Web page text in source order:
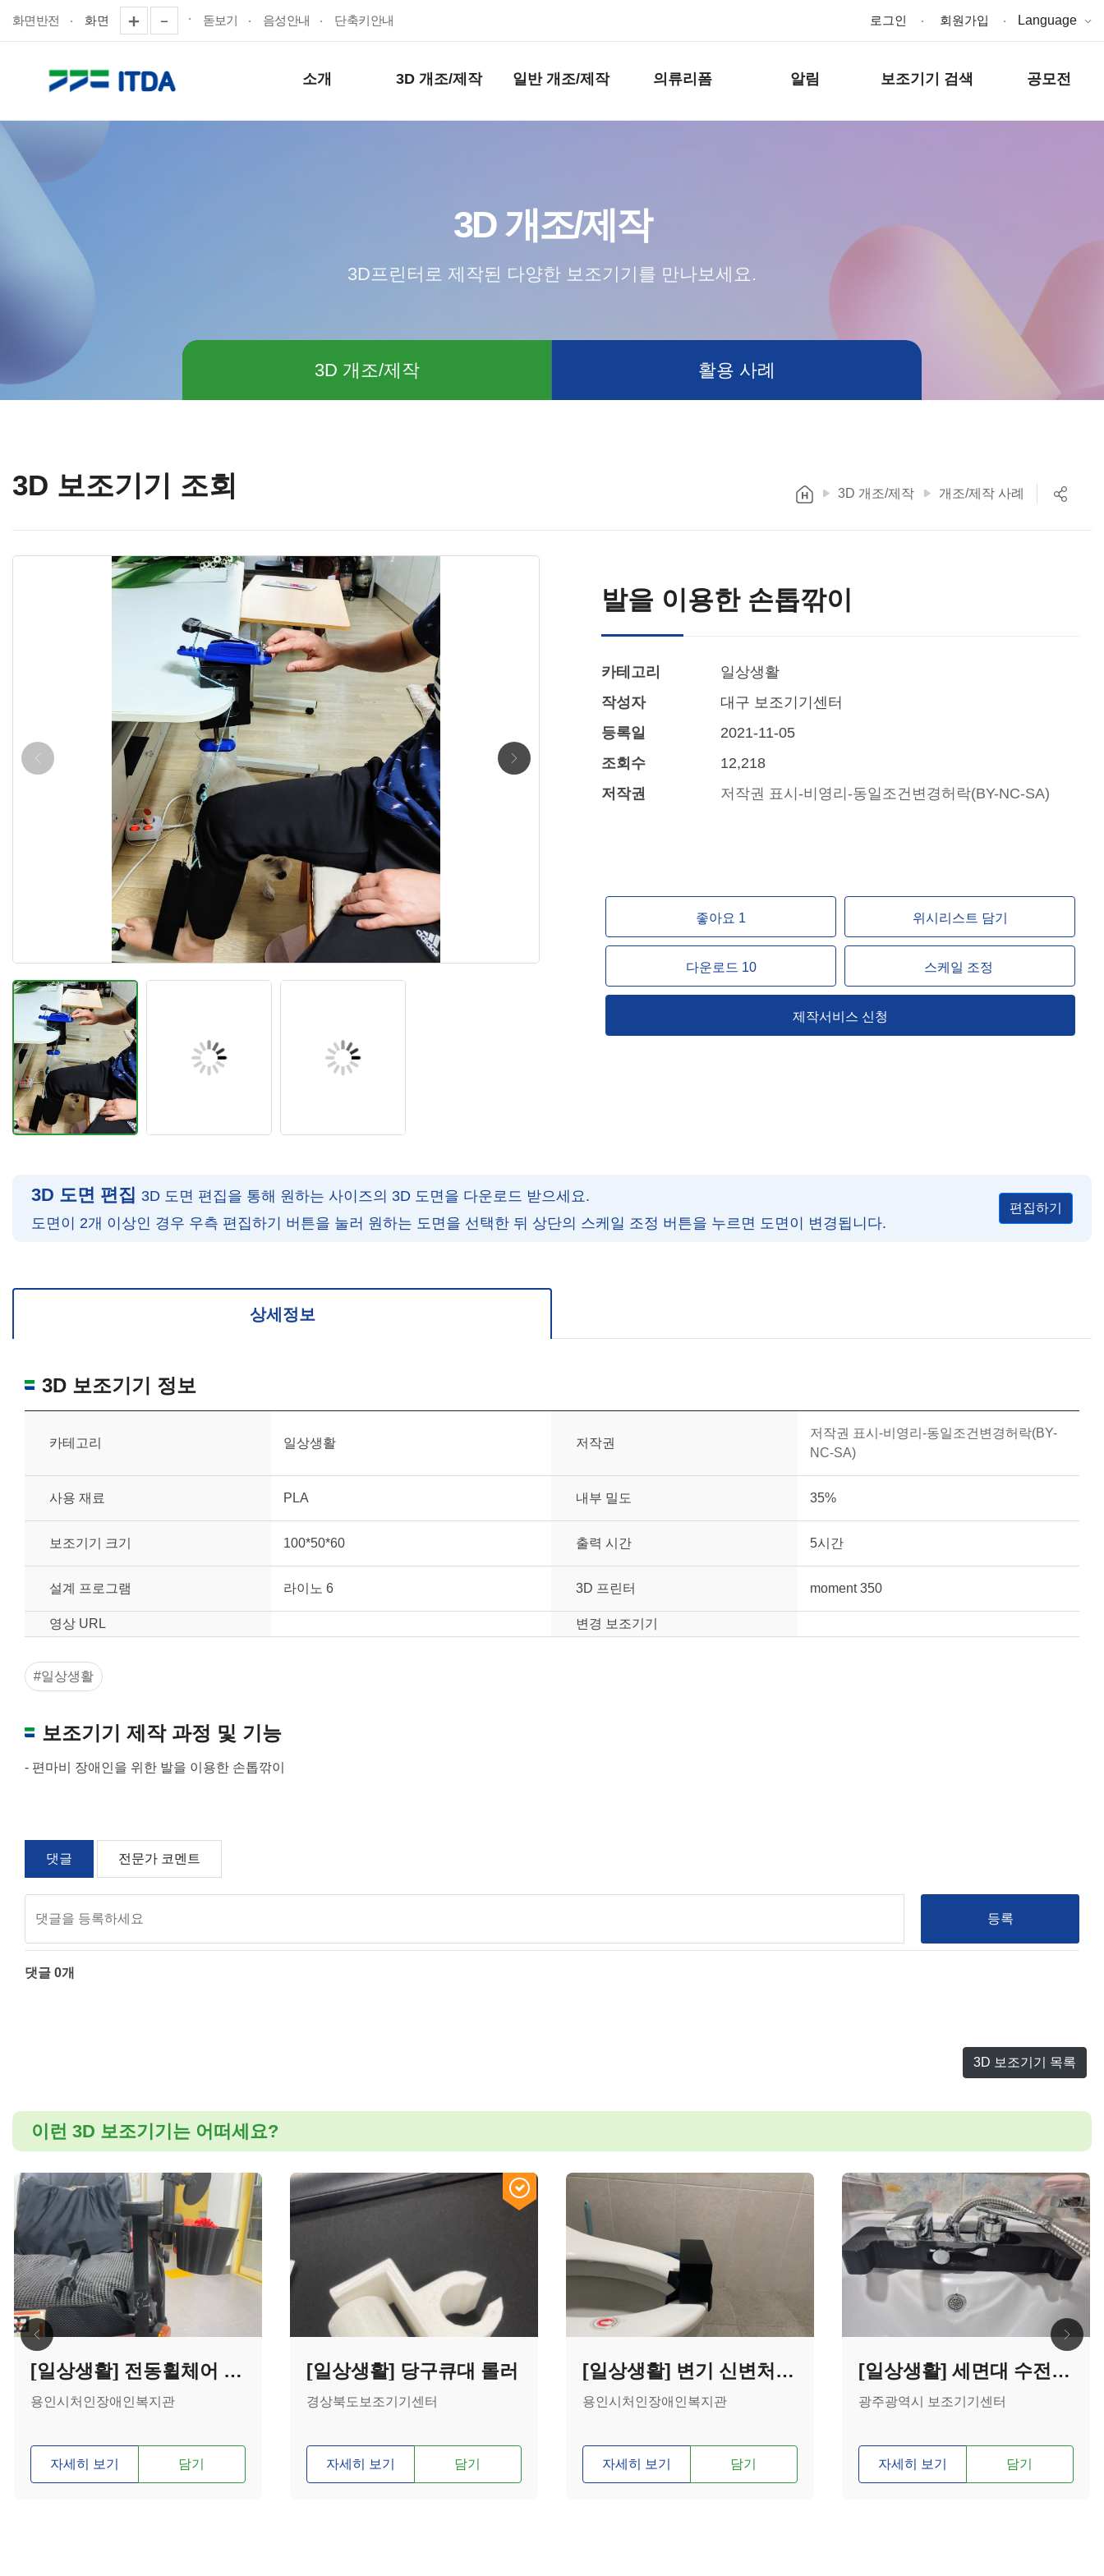
화면반전 화면 돋보기 음성안내 단축키안내 로그인 회원가입 Language
소개 3D 개조/제작 일반 개조/제작 의류리폼 알림 보조기기 검색 공모전
3D 개조/제작
3D프린터로 제작된 다양한 보조기기를 만나보세요.
3D 개조/제작 활용 사례
3D 보조기기 조회 3D 개조/제작 개조/제작 사례
←
↓ →
발을 이용한 손톱깎이
카테고리
일상생활
작성자
대구 보조기기센터
등록일
2021-11-05
조회수
12,218
저작권
저작권 표시-비영리-동일조건변경허락(BY-NC-SA)
좋아요 1 위시리스트 담기
다운로드 10 스케일 조정
제작서비스 신청
3D 도면 편집 3D 도면 편집을 통해 원하는 사이즈의 3D 도면을 다운로드 받으세요.
도면이 2개 이상인 경우 우측 편집하기 버튼을 눌러 원하는 도면을 선택한 뒤 상단의 스케일 조정 버튼을 누르면 도면이 변경됩니다.
편집하기
위치 이동: 우측 드래그
도면을 처음 위치로 되돌리고 싶은 경우 상단의 “스케일 조정“ 버튼을 눌러주세요.
높이
폭 mm
스케일 조정 STL다운로드
상세정보
3D 보조기기 정보
카테고리 일상생활 저작권
저작권 표시-비영리-동일조건변경허락(BY-
NC-SA)
사용 재료 PLA 내부 밀도 35%
보조기기 크기 100*50*60 출력 시간 5시간
설계 프로그램 라이노 6 3D 프린터 moment 350
영상 URL 변경 보조기기
#일상생활
보조기기 제작 과정 및 기능
- 편마비 장애인을 위한 발을 이용한 손톱깎이
댓글 전문가 코멘트
등록
댓글 0개
3D 보조기기 목록
이런 3D 보조기기는 어떠세요?
[일상생활] 전동휠체어 드론 리모컨 테이블 지지대
용인시처인장애인복지관
자세히 보기 담기
[일상생활] 당구큐대 롤러
경상북도보조기기센터
자세히 보기 담기
[일상생활] 변기 신변처리 커버
용인시처인장애인복지관
자세히 보기 담기
[일상생활] 세면대 수전 변경 레버
광주광역시 보조기기센터
자세히 보기 담기